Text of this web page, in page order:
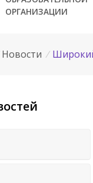
ОРГАНИЗАЦИИ
Новости /